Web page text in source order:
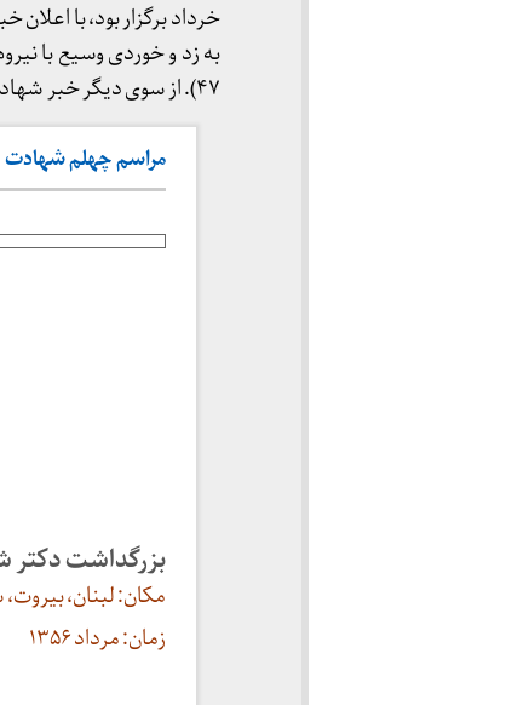
خرداد برگزار بود، با
به زد و خوردی وسیع با
۴۷). از سوی دیگر خبر شهادت شریعتی محیط‌های دانشجویی تهران و شهرستان‌ها را نیز متشنج کرد.
مراسم چهلم شهادت
بزرگداشت دکتر
مکان: لبنان،
زمان: مرداد ۱۳۵۶